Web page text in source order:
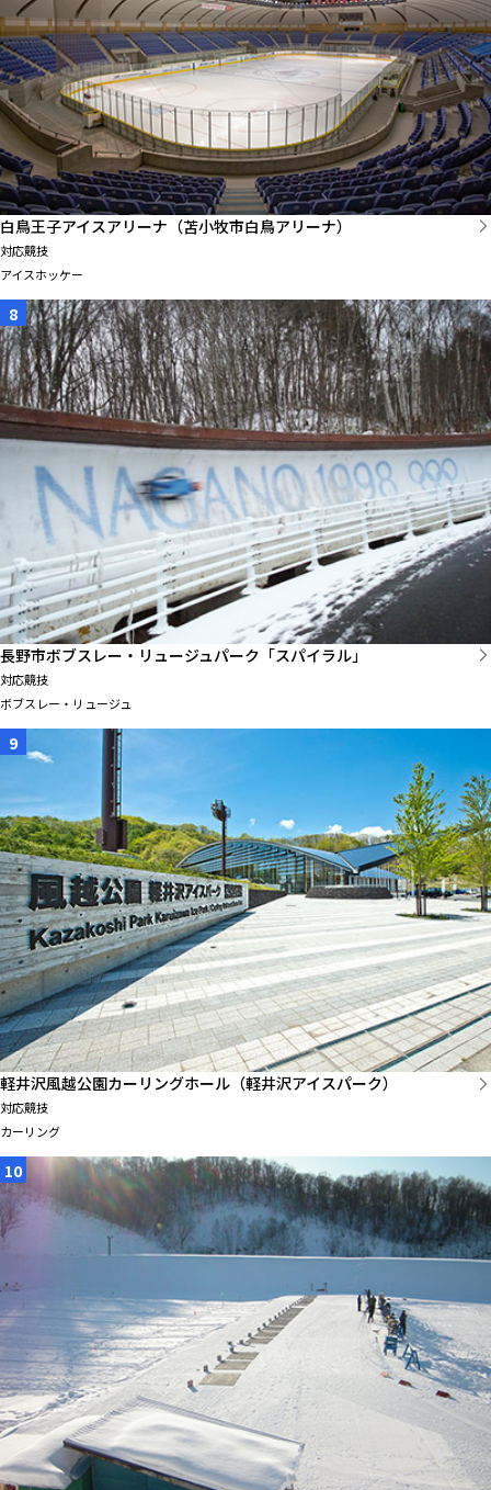
白鳥王子アイスアリーナ（苫小牧市白鳥アリーナ）
対応競技
アイスホッケー
8
長野市ボブスレー・リュージュパーク「スパイラル」
対応競技
ボブスレー・リュージュ
9
軽井沢風越公園カーリングホール（軽井沢アイスパーク）
対応競技
カーリング
10